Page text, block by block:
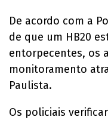
De acordo com a
de que um HB20
entorpecentes, os
monitoramento
Paulista.
Os policiais